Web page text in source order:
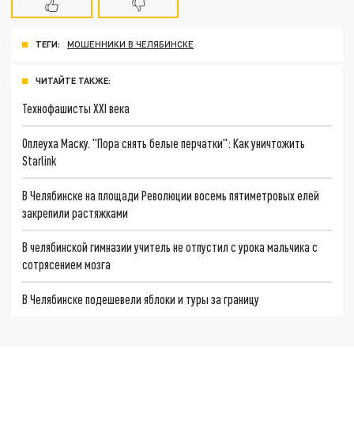
ТЕГИ: МОШЕННИКИ В ЧЕЛЯБИНСКЕ
ЧИТАЙТЕ ТАКЖЕ:
Технофашисты XXI века
Оплеуха Маску. "Пора снять белые перчатки": Как уничтожить
Starlink
В Челябинске на площади Революции восемь пятиметровых елей
закрепили растяжками
В челябинской гимназии учитель не отпустил с урока мальчика с
сотрясением мозга
В Челябинске подешевели яблоки и туры за границу